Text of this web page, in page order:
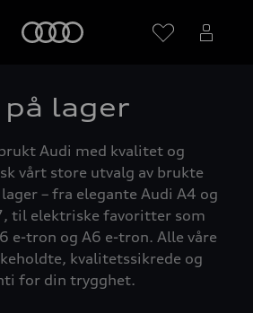
lager
Audi med kvalitet og
vårt store utvalg av brukte
– fra elegante Audi A4 og
til elektriske favoritter som
e-tron og A6 e-tron. Alle våre
kvalitetssikrede og
for din trygghet.